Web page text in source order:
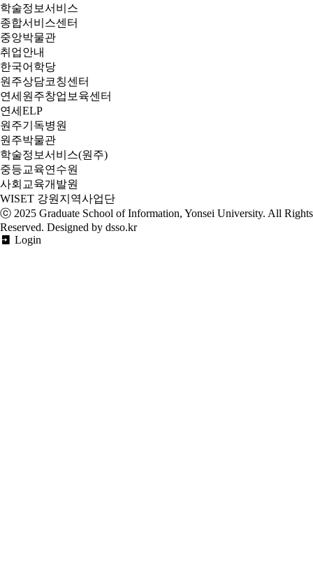
학술정보서비스
종합서비스센터
중앙박물관
취업안내
한국어학당
원주상담코칭센터
연세원주창업보육센터
연세ELP
원주기독병원
원주박물관
학술정보서비스(원주)
중등교육연수원
사회교육개발원
WISET 강원지역사업단
ⓒ 2025 Graduate School of Information, Yonsei University. All Rights
Reserved. Designed by dsso.kr
Login